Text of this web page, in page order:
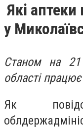
Які
у
Станом на 21
області
Як